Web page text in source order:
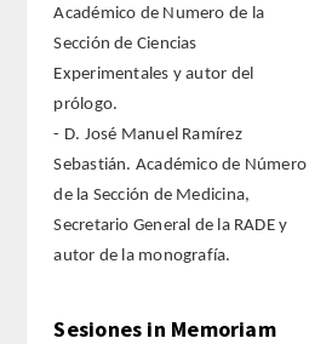
Académico de Numero de la
Sección de Ciencias
Experimentales y autor del
prólogo.
- D. José Manuel Ramírez
Sebastián. Académico de Número
de la Sección de Medicina,
Secretario General de la RADE y
autor de la monografía.
Sesiones in Memoriam